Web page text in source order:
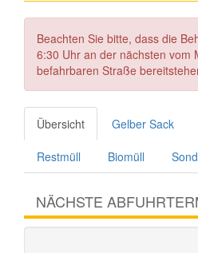
Beachten Sie bitte, dass die
6:30 Uhr an der nächsten vom
befahrbaren Straße
Übersicht Gelber Sack
Restmüll Biomüll
NÄCHSTE